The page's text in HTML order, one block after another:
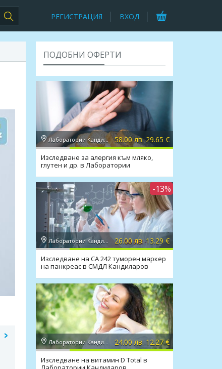
РЕГИСТРАЦИЯ ВХОД
ПОДОБНИ ОФЕРТИ
Лаборатории Кандиларов 58.00 лв. 29.65 €
Изследване за алергия към мляко,
глутен и др. в Лаборатории
-13%
Лаборатории Кандиларов 26.00 лв. 13.29 €
Изследване на CA 242 туморен маркер
на панкреас в СМДЛ Кандиларов
Лаборатории Кандиларов 24.00 лв. 12.27 €
Изследване на витамин D Total в